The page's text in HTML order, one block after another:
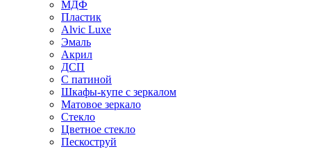
МДФ
Пластик
Alvic Luxe
Эмаль
Акрил
ДСП
С патиной
Шкафы-купе с зеркалом
Матовое зеркало
Стекло
Цветное стекло
Пескоструй